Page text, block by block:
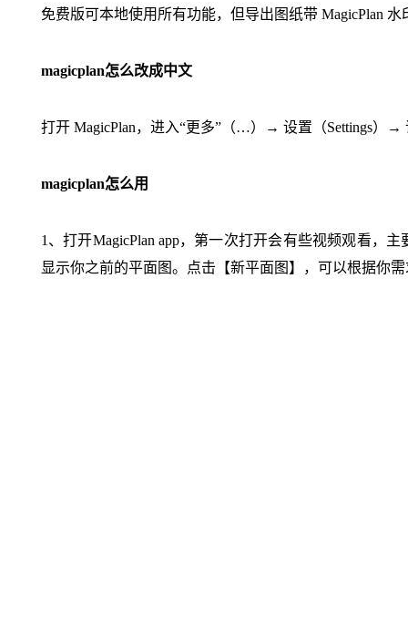
免费版可本地使用所有功能，但导出图纸带 MagicPlan
magicplan怎么改成中文
打开 MagicPlan，进入“更多”（…）→ 设置（Settings）→
magicplan怎么用
1、打开MagicPlan app，第一次打开会有些视频观看，
显示你之前的平面图。点击【新平面图】，可以根据你